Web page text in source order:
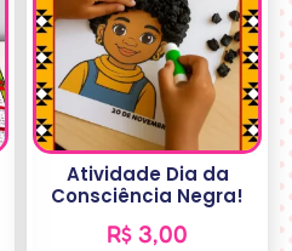
Atividade Dia da
Consciência Negra!
R$ 3,00